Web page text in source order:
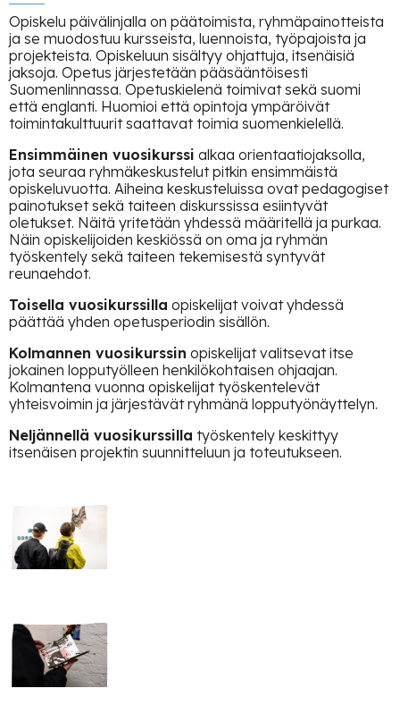
Opiskelu päivälinjalla on päätoimista, ryhmäpainotteista
ja se muodostuu kursseista, luennoista, työpajoista ja
projekteista. Opiskeluun sisältyy ohjattuja, itsenäisiä
jaksoja. Opetus järjestetään pääsääntöisesti
Suomenlinnassa. Opetuskielenä toimivat sekä suomi
että englanti. Huomioi että opintoja ympäröivät
toimintakulttuurit saattavat toimia suomenkielellä.
Ensimmäinen vuosikurssi alkaa orientaatiojaksolla,
jota seuraa ryhmäkeskustelut pitkin ensimmäistä
opiskeluvuotta. Aiheina keskusteluissa ovat pedagogiset
painotukset sekä taiteen diskurssissa esiintyvät
oletukset. Näitä yritetään yhdessä määritellä ja purkaa.
Näin opiskelijoiden keskiössä on oma ja ryhmän
työskentely sekä taiteen tekemisestä syntyvät
reunaehdot.
Toisella vuosikurssilla opiskelijat voivat yhdessä
päättää yhden opetusperiodin sisällön.
Kolmannen vuosikurssin opiskelijat valitsevat itse
jokainen lopputyölleen henkilökohtaisen ohjaajan.
Kolmantena vuonna opiskelijat työskentelevät
yhteisvoimin ja järjestävät ryhmänä lopputyönäyttelyn.
Neljännellä vuosikurssilla työskentely keskittyy
itsenäisen projektin suunnitteluun ja toteutukseen.